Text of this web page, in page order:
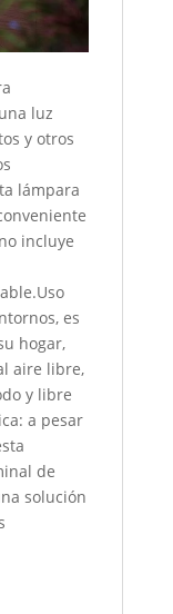
luz
y otros
lámpara
incluye
es
hogar,
aire libre,
y libre
a pesar
de
solución